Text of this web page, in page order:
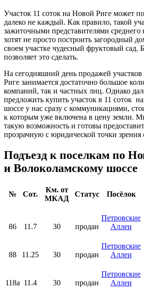
Участок 11 соток на Новой Риге может
далеко не каждый. Как правило, такой
зажиточными представителями среднего
хотят не просто построить загородный
своем участке чудесный фруктовый сад.
позволяет это сделать.
На сегодняшний день продажей
Риге занимается достаточно большое
компаний, так и частных лиц. Однако
предложить купить участок в 11 соток
шоссе у нас сразу с коммуникациями,
к которым уже включена в цену земли.
такую возможность и готовы
прозрачную с юридической точки зрения
Подъезд к поселкам по
и Волоколамскому шоссе
№ Сот.
Км. от
МКАД
Статус Посёлок
86 11.7 30 продан
Петровские
Аллеи
88 11.25 30 продан
Петровские
Аллеи
118a 11.4 30 продан
Петровские
Аллеи